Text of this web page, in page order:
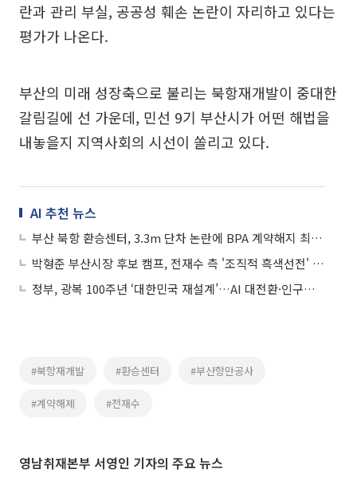
란과 관리 부실, 공공성 훼손 논란이 자리하고 있다는
평가가 나온다.
부산의 미래 성장축으로 불리는 북항재개발이 중대한
갈림길에 선 가운데, 민선 9기 부산시가 어떤 해법을
내놓을지 지역사회의 시선이 쏠리고 있다.
AI 추천 뉴스
부산 북항 환승센터, 3.3m 단차 논란에 BPA 계약해지 최후통첩
박형준 부산시장 후보 캠프, 전재수 측 '조직적 흑색선전' 법적 대응 돌입
정부, 광복 100주년 ‘대한민국 재설계’…AI 대전환·인구위기 대응
#북항재개발 #환승센터 #부산항만공사
#계약해제 #전재수
영남취재본부 서영인 기자의 주요 뉴스